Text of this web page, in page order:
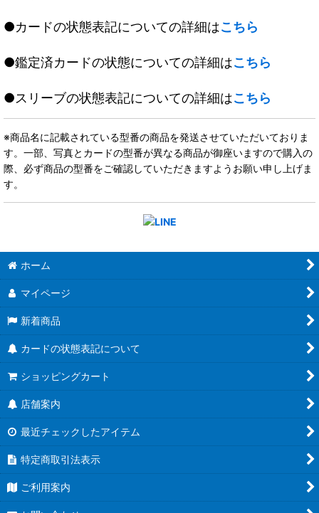
●カードの状態表記についての詳細はこちら
●鑑定済カードの状態についての詳細はこちら
●スリーブの状態表記についての詳細はこちら
※商品名に記載されている型番の商品を発送させていただいておりま
す。一部、写真とカードの型番が異なる商品が御座いますので購入の
際、必ず商品の型番をご確認していただきますようお願い申し上げま
す。
ホーム
マイページ
新着商品
カードの状態表記について
ショッピングカート
店舗案内
最近チェックしたアイテム
特定商取引法表示
ご利用案内